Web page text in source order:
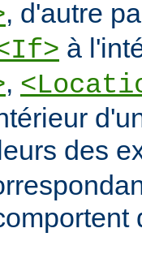
, d'autre
à
,
des